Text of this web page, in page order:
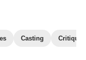
Casting